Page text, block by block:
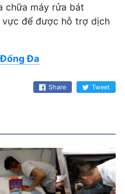
chữa máy rửa bát
vực để được hỗ trợ dịch
Đa
Share Tweet